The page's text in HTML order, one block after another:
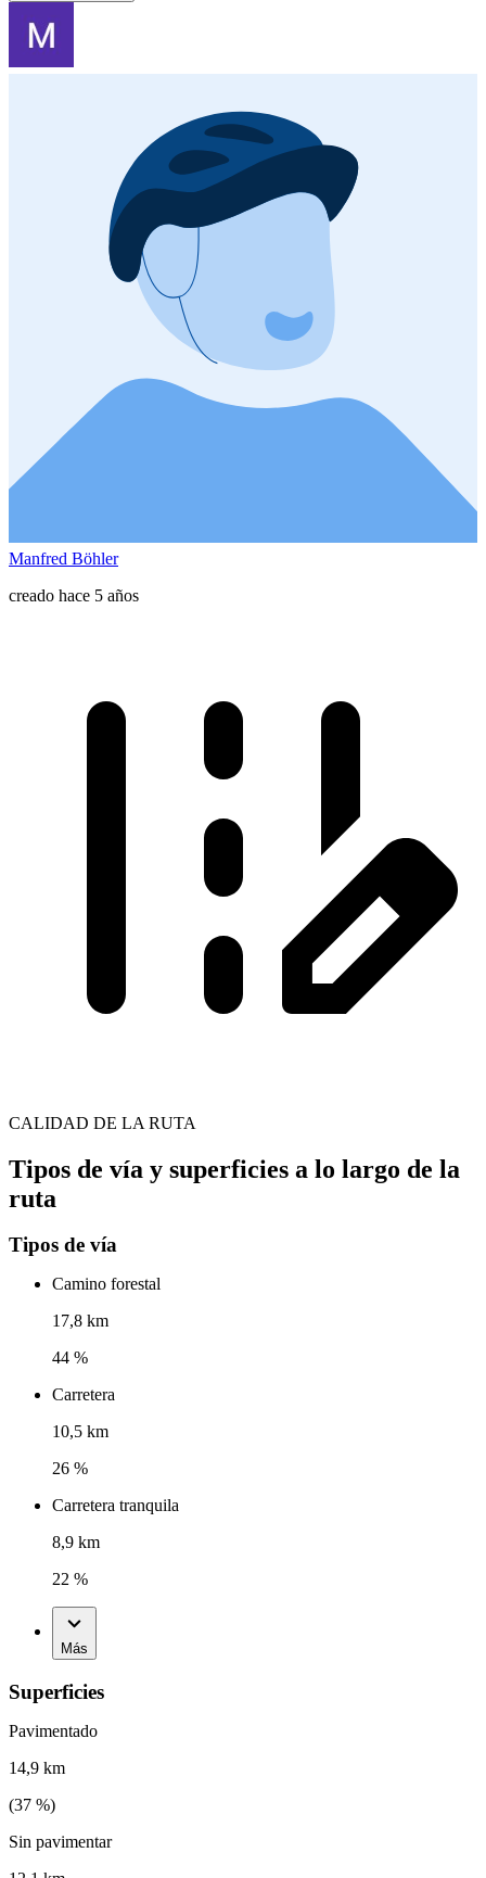
Manfred Böhler
creado hace 5 años
CALIDAD DE LA RUTA
Tipos de vía y superficies a lo largo de la
ruta
Tipos de vía
Camino forestal
17,8 km
44 %
Carretera
10,5 km
26 %
Carretera tranquila
8,9 km
22 %
Más
Superficies
Pavimentado
14,9 km
(37 %)
Sin pavimentar